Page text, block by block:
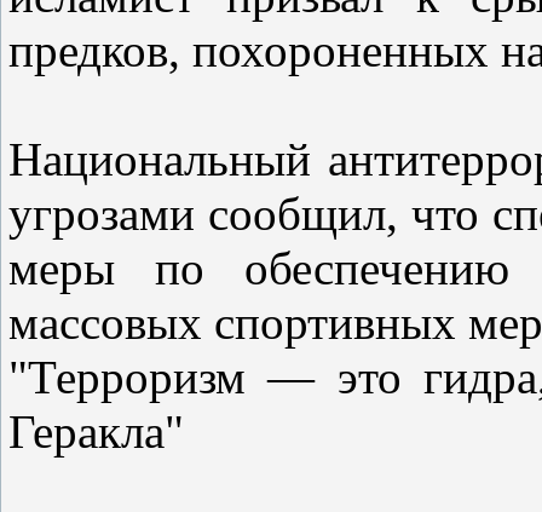
предков, похороненных
Национальный
угрозами сообщил, что
меры по обеспечению
массовых спортивных
"Терроризм — это
Геракла"